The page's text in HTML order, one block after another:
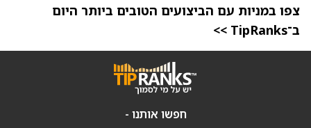
צפו במניות עם הביצועים הטובים ביותר היום
ב־TipRanks >>
חפשו אותנו -